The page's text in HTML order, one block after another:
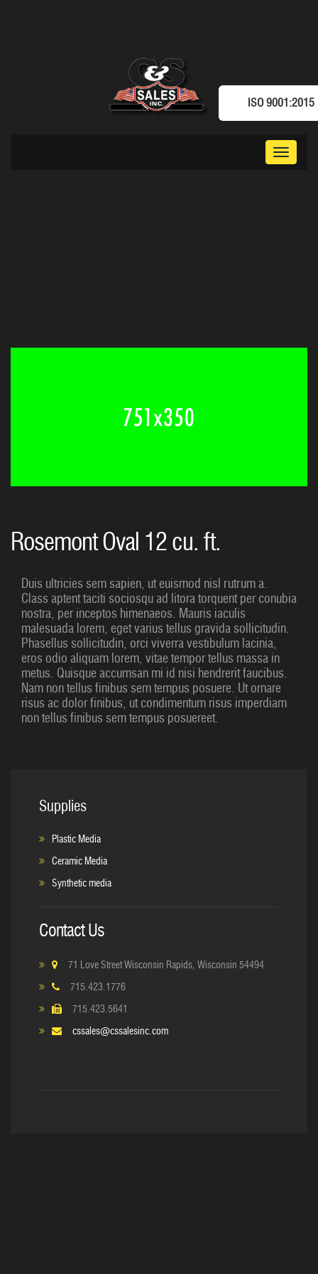
Toggle
Rosemont Oval 12 cu. ft.
Duis ultricies sem sapien, ut euismod nisl rutrum a.
Class aptent taciti sociosqu ad litora torquent per conubia
nostra, per inceptos himenaeos. Mauris iaculis
malesuada lorem, eget varius tellus gravida sollicitudin.
Phasellus sollicitudin, orci viverra vestibulum lacinia,
eros odio aliquam lorem, vitae tempor tellus massa in
metus. Quisque accumsan mi id nisi hendrerit faucibus.
Nam non tellus finibus sem tempus posuere. Ut ornare
risus ac dolor finibus, ut condimentum risus imperdiam
non tellus finibus sem tempus posuereet.
Supplies
Plastic Media
Ceramic Media
Synthetic media
Contact Us
71 Love Street Wisconsin Rapids, Wisconsin 54494
715.423.1776
715.423.5641
cssales@cssalesinc.com
ISO 9001:2015